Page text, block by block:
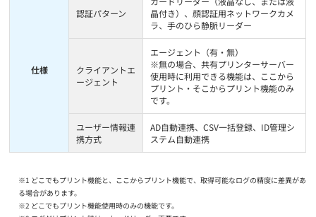
仕様
認証パターン
晶付き）、顔認証用ネットワークカメ
ラ、手のひら静脈リーダー
クライアントエ
ージェント
エージェント（有・無）
※無の場合、共有プリンターサーバー
使用時に利用できる機能は、ここから
プリント・そこからプリント機能のみ
です。
ユーザー情報連
携方式
AD自動連携、CSV一括登録、ID管理シ
ステム自動連携
※1 どこでもプリント機能と、ここからプリント機能で、取得可能なログの精度に差異があ
る場合があります。
※2 どこでもプリント機能使用時のみの機能です。